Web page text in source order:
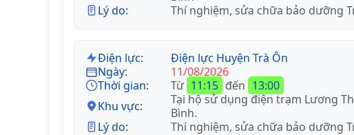
Lý do:
Thí nghiệm, sửa chữa bảo dưỡng
Điện lực:
Điện lực Huyện Trà Ôn
Ngày:
11/08/2026
Thời gian:
Từ 11:15 đến 13:00
Khu vực:
Tại hộ sử dụng điện trạm Lương
Bình.
Lý do:
Thí nghiệm, sửa chữa bảo dưỡng